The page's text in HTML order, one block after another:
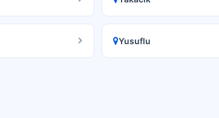
Yusuflu